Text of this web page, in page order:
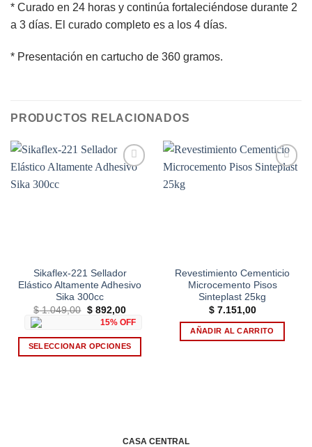
* Curado en 24 horas y continúa fortaleciéndose durante 2
a 3 días. El curado completo es a los 4 días.
* Presentación en cartucho de 360 gramos.
PRODUCTOS RELACIONADOS
Sikaflex-221 Sellador
Elástico Altamente Adhesivo
Sika 300cc
$1.049,00 El
precio
original
era:
$ 1.049,00.
$892,00El
precio
actual
es:
$ 892,00.
15% OFF
SELECCIONAR OPCIONES
Revestimiento Cementicio
Microcemento Pisos
Sinteplast 25kg
$7.151,00
AÑADIR AL CARRITO
CASA CENTRAL